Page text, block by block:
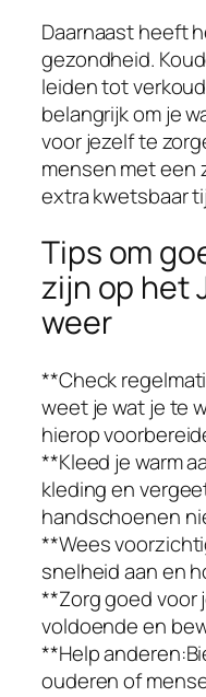
Daarnaast heeft
gezondheid.
leiden tot
belangrijk om je
voor jezelf te
mensen met een
extra kwetsbaar
Tips om
zijn op het
weer
**Check
weet je wat je te
hierop
**Kleed je warm
kleding en
handschoenen
**Wees
snelheid aan en
**Zorg goed voor
voldoende en
**Help
ouderen of